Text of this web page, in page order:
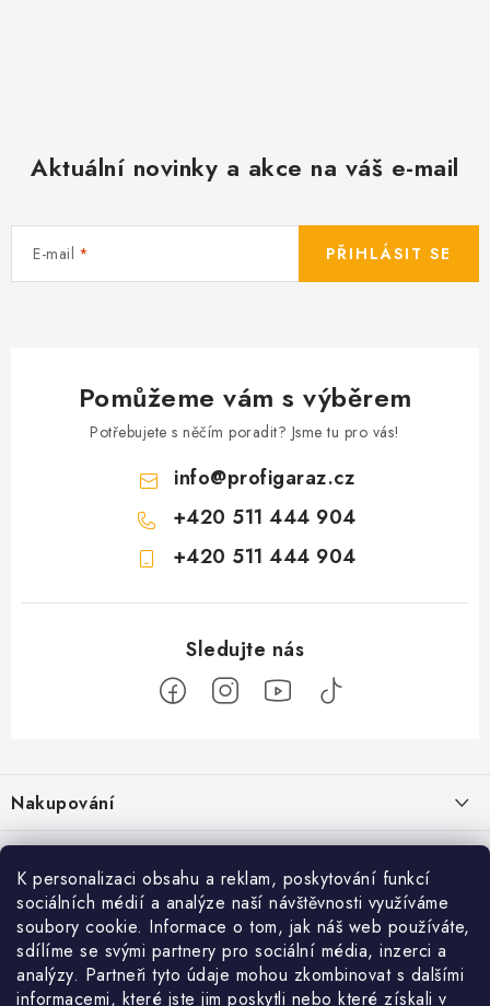
K personalizaci obsahu a reklam, poskytování funkcí
sociálních médií a analýze naší návštěvnosti využíváme
soubory cookie. Informace o tom, jak náš web používáte,
sdílíme se svými partnery pro sociální média, inzerci a
analýzy. Partneři tyto údaje mohou zkombinovat s dalšími
informacemi, které jste jim poskytli nebo které získali v
Aktuální novinky a akce na váš e-mail
E-mail PŘIHLÁSIT SE
Pomůžeme vám s výběrem
Potřebujete s něčím poradit? Jsme tu pro vás!
info@profigaraz.cz
+420 511 444 904
+420 511 444 904
p
a
Nakupování
Jak nakupovat
Obchodní podmínky
Doprava a platba
Cookies
Reklamace / vrácení zboží
Použití Dárkové poukázky
O nás
Kontakty
Služby